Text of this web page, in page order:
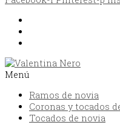
Menú
Ramos de novia
Coronas y tocados
Tocados de novia